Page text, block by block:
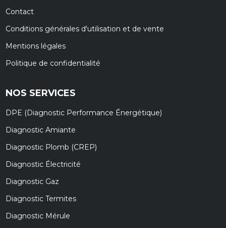
Contact
Conditions générales d'utilisation et de vente
Mentions légales
Politique de confidentialité
NOS SERVICES
DPE (Diagnostic Performance Énergétique)
Diagnostic Amiante
Diagnostic Plomb (CREP)
Diagnostic Électricité
Diagnostic Gaz
Diagnostic Termites
Diagnostic Mérule